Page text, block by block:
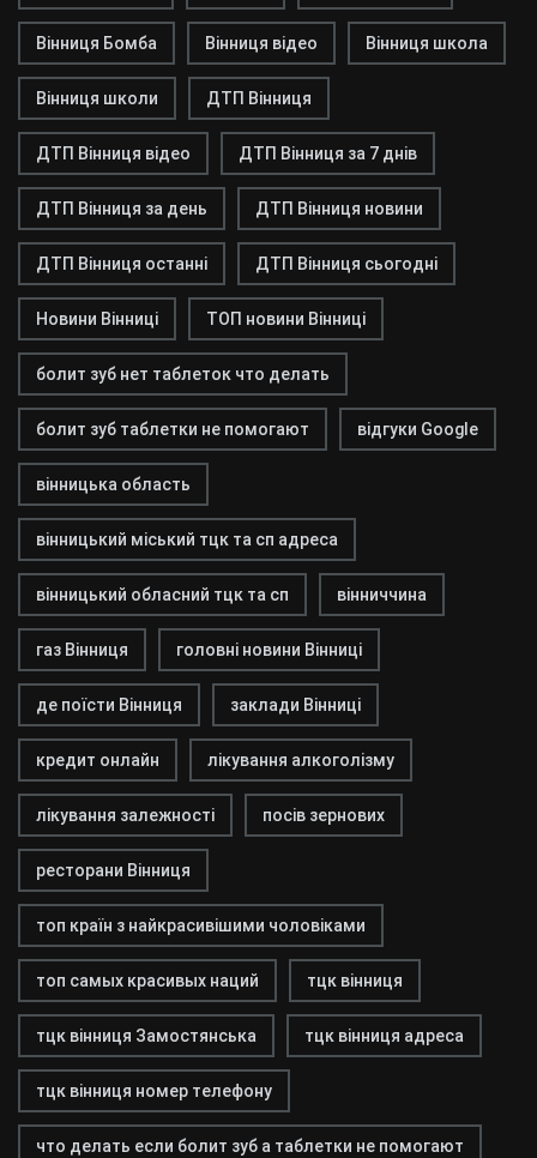
Вінниця Бомба Вінниця відео Вінниця школа
Вінниця школи ДТП Вінниця
ДТП Вінниця відео ДТП Вінниця за 7 днів
ДТП Вінниця за день ДТП Вінниця новини
ДТП Вінниця останні ДТП Вінниця сьогодні
Новини Вінниці ТОП новини Вінниці
болит зуб нет таблеток что делать
болит зуб таблетки не помогают відгуки Google
вінницька область
вінницький міський тцк та сп адреса
вінницький обласний тцк та сп вінниччина
газ Вінниця головні новини Вінниці
де поїсти Вінниця заклади Вінниці
кредит онлайн лікування алкоголізму
лікування залежності посів зернових
ресторани Вінниця
топ країн з найкрасивішими чоловіками
топ самых красивых наций тцк вінниця
тцк вінниця Замостянська тцк вінниця адреса
тцк вінниця номер телефону
что делать если болит зуб а таблетки не помогают